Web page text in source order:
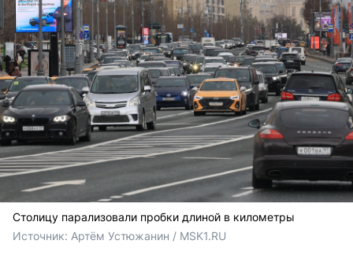
Столицу парализовали пробки длиной в километры
Источник: Артём Устюжанин / MSK1.RU